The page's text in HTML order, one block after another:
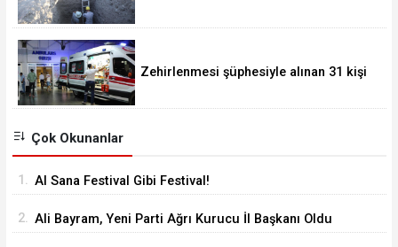
Zehirlenmesi şüphesiyle alınan 31 kişi
Çok Okunanlar
1. Al Sana Festival Gibi Festival!
2. Ali Bayram, Yeni Parti Ağrı Kurucu İl Başkanı Oldu